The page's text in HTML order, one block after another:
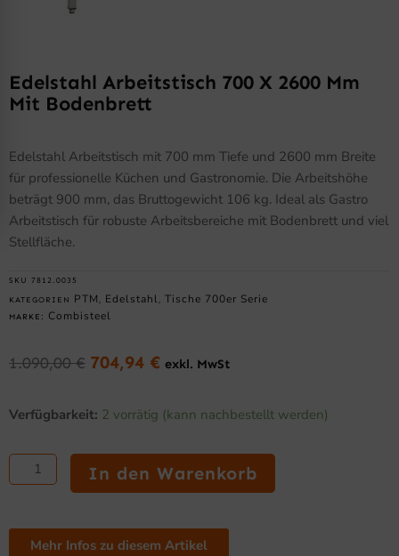
Edelstahl Arbeitstisch 700 X 2600 Mm
Mit Bodenbrett
Edelstahl Arbeitstisch mit 700 mm Tiefe und 2600 mm Breite
für professionelle Küchen und Gastronomie. Die Arbeitshöhe
beträgt 900 mm, das Bruttogewicht 106 kg. Ideal als Gastro
Arbeitstisch für robuste Arbeitsbereiche mit Bodenbrett und viel
Stellfläche.
SKU 7812.0035
KATEGORIEN PTM , Edelstahl , Tische 700er Serie
MARKE: Combisteel
1.090,00€ Ursprünglicher
war:
1.090,00 €
704,94 € Aktueller
ist:
704,94 €.
exkl. MwSt
Verfügbarkeit: 2 vorrätig (kann nachbestellt werden)
Arbeitstisch
x
2600
Bodenbrett
In den Warenkorb
Mehr Infos zu diesem Artikel